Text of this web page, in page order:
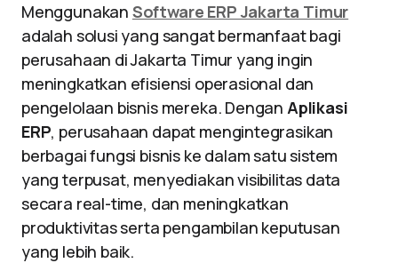
Menggunakan Software ERP Jakarta Timur
adalah solusi yang sangat bermanfaat bagi
perusahaan di Jakarta Timur yang ingin
meningkatkan efisiensi operasional dan
pengelolaan bisnis mereka. Dengan Aplikasi
ERP, perusahaan dapat mengintegrasikan
berbagai fungsi bisnis ke dalam satu sistem
yang terpusat, menyediakan visibilitas data
secara real-time, dan meningkatkan
produktivitas serta pengambilan keputusan
yang lebih baik.